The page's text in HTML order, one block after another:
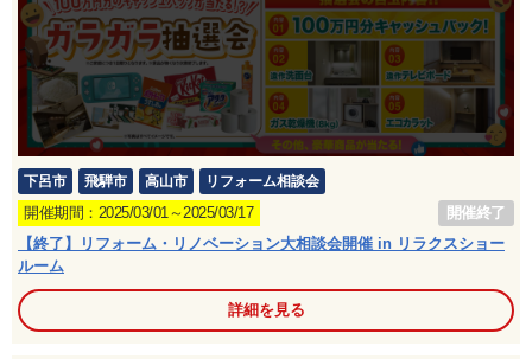
下呂市 飛騨市 高山市 リフォーム相談会
開催期間：2025/03/01～2025/03/17
開催終了
【終了】リフォーム・リノベーション大相談会開催 in リラクスショー
ルーム
詳細を見る